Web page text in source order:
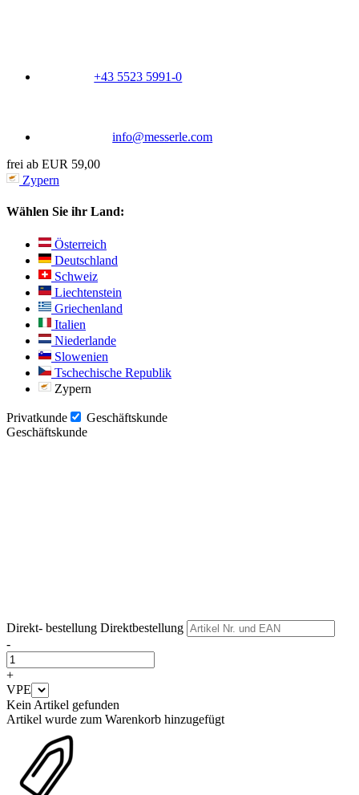
+43 5523 5991-0
info@messerle.com
frei ab EUR 59,00
Zypern
Wählen Sie ihr Land:
Österreich
Deutschland
Schweiz
Liechtenstein
Griechenland
Italien
Niederlande
Slowenien
Tschechische Republik
Zypern
Privatkunde
Geschäftskunde
Geschäftskunde
Direkt- bestellung Direktbestellung
-
+
VPE
Kein Artikel gefunden
Artikel wurde zum Warenkorb hinzugefügt